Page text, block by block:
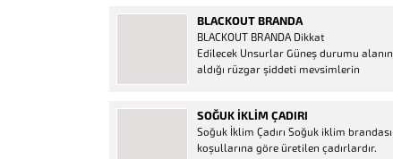
Ürün Al dükkanı ürünleri peşin fiyatına
bol taksitle Göktaş Branda Çeşitleri
Adresinde, 1.kalite ithal ürün ne demek
Brandacı sektöründe faaliyet gösteren,
BLACKOUT BRANDA
BLACKOUT BRANDA Dikkat
Edilecek Unsurlar Güneş durumu alanın
aldığı rüzgar şiddeti mevsimlerin
düşünmeniz gereken bir kaç faktörden
biridir. Türkiye’nin lider Branda markası
Göktaş Branda, Hazine ve Maliye Bakanı
SOĞUK İKLIM ÇADIRI
Soğuk İklim Çadırı Soğuk iklim brandası
koşullarına göre üretilen çadırlardır.